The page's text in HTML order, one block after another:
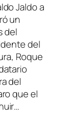
Jaldo a
un
del
del
Roque
del
que el